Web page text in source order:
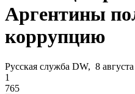
Аргентины
коррупцию
Русская служба DW, 8
1
765